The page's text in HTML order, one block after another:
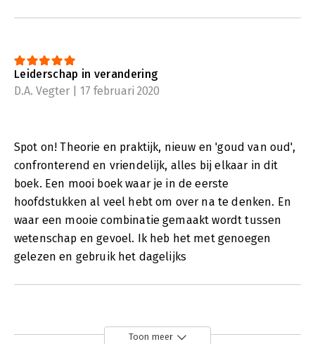
Leiderschap in verandering
D.A. Vegter | 17 februari 2020
Spot on! Theorie en praktijk, nieuw en 'goud van oud',
confronterend en vriendelijk, alles bij elkaar in dit
boek. Een mooi boek waar je in de eerste
hoofdstukken al veel hebt om over na te denken. En
waar een mooie combinatie gemaakt wordt tussen
wetenschap en gevoel. Ik heb het met genoegen
gelezen en gebruik het dagelijks
Toon meer